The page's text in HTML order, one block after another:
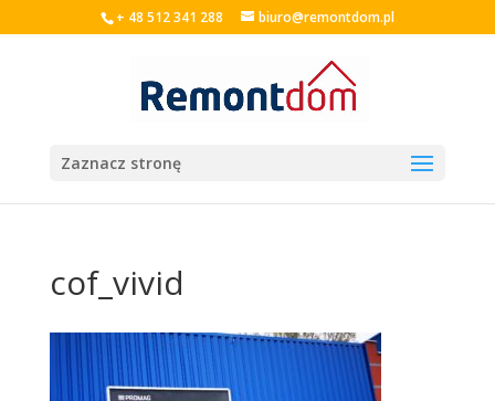
+ 48 512 341 288 biuro@remontdom.pl
Zaznacz stronę
cof_vivid